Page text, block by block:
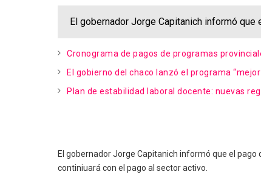
El gobernador Jorge Capitanich informó
Cronograma de pagos de programas
El gobierno del chaco lanzó el programa
Plan de estabilidad laboral docente: nuevas
El gobernador Jorge Capitanich informó que el
continiuará con el pago al sector activo.